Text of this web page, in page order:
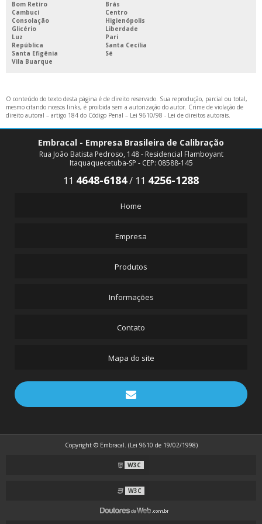
Bom Retiro
Brás
Cambuci
Centro
Consolação
Higienópolis
Glicério
Liberdade
Luz
Pari
República
Santa Cecília
Santa Efigênia
Sé
Vila Buarque
O conteúdo do texto desta página é de direito reservado. Sua reprodução, parcial ou total,
mesmo citando nossos links, é proibida sem a autorização do autor. Crime de violação de
direito autoral – artigo 184 do Código Penal – Lei 9610/98 - Lei de direitos autorais
Embracal - Empresa Brasileira de Calibração
Rua João Batista Pedroso, 148 - Residencial Flamboyant
Itaquaquecetuba-SP - CEP: 08588-145
11 4648-6184/ 11 4256-1288
Home
Empresa
Produtos
Informações
Contato
Mapa do site
Copyright © Embracal. (Lei 9610 de 19/02/1998)
W3C
W3C